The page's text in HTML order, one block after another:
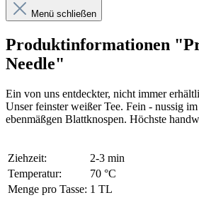
Menü schließen
Produktinformationen
Needle"
Ein von uns entdeckter, nicht immer
Unser feinster weißer Tee. Fein - nussig
ebenmäßgen Blattknospen. Höchste
Ziehzeit:
2-3 min
Temperatur:
70 °C
Menge pro Tasse: 1 TL